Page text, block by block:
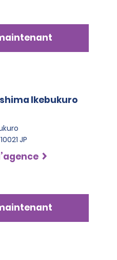
Ikebukuro
JP